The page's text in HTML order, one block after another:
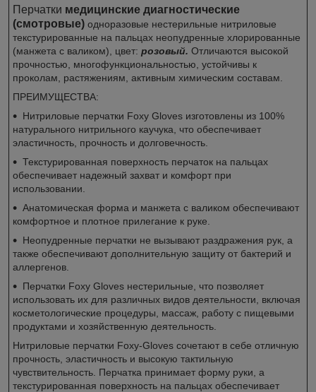
Перчатки медицинские диагностические
(смотровые) одноразовые нестерильные нитриловые
текстурированные на пальцах неопудренные хлорированные
(манжета с валиком), цвет: розовый. Отличаются высокой
прочностью, многофункциональностью, устойчивы к
проколам, растяжениям, активным химическим составам.
ПРЕИМУЩЕСТВА:
Нитриловые перчатки Foxy Gloves изготовлены из 100%
натурального нитрильного каучука, что обеспечивает
эластичность, прочность и долговечность.
Текстурированная поверхность перчаток на пальцах
обеспечивает надежный захват и комфорт при
использовании.
Анатомическая форма и манжета с валиком обеспечивают
комфортное и плотное прилегание к руке.
Неопудренные перчатки не вызывают раздражения рук, а
также обеспечивают дополнительную защиту от бактерий и
аллергенов.
Перчатки Foxy Gloves нестерильные, что позволяет
использовать их для различных видов деятельности, включая
косметологические процедуры, массаж, работу с пищевыми
продуктами и хозяйственную деятельность.
Нитриловые перчатки Foxy-Gloves сочетают в себе отличную
прочность, эластичность и высокую тактильную
чувствительность. Перчатка принимает форму руки, а
текстурированная поверхность на пальцах обеспечивает